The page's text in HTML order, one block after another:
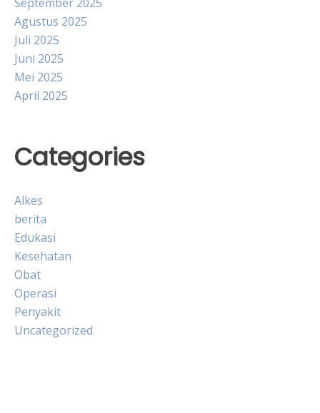
Agustus 2025
Juli 2025
Juni 2025
Mei 2025
April 2025
Categories
Alkes
berita
Edukasi
Kesehatan
Obat
Operasi
Penyakit
Uncategorized